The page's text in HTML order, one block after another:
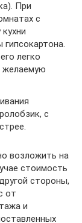
При
с
легко
желаемую
с
возложить на
стоимость
стороны,
от
и